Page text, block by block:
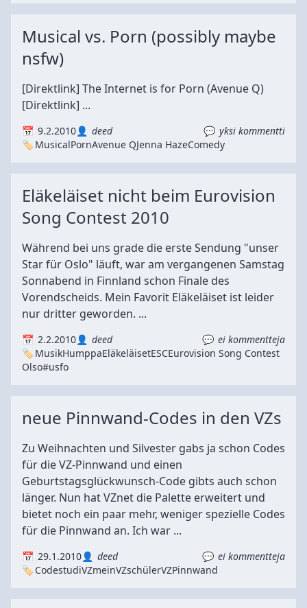
Musical vs. Porn (possibly maybe
nsfw)
[Direktlink] The Internet is for Porn (Avenue Q)
[Direktlink] ...
9.2.2010 deed
yksi kommentti
MusicalPornAvenue QJenna HazeComedy
Eläkeläiset nicht beim Eurovision
Song Contest 2010
Während bei uns grade die erste Sendung "unser
Star für Oslo" läuft, war am vergangenen Samstag
Sonnabend in Finnland schon Finale des
Vorendscheids. Mein Favorit Eläkeläiset ist leider
nur dritter geworden. ...
2.2.2010 deed
ei kommentteja
MusikHumppaEläkeläisetESCEurovision Song Contest
Olso#usfo
neue Pinnwand-Codes in den VZs
Zu Weihnachten und Silvester gabs ja schon Codes
für die VZ-Pinnwand und einen
Geburtstagsglückwunsch-Code gibts auch schon
länger. Nun hat VZnet die Palette erweitert und
bietet noch ein paar mehr, weniger spezielle Codes
für die Pinnwand an. Ich war ...
29.1.2010 deed
ei kommentteja
CodestudiVZmeinVZschülerVZPinnwand